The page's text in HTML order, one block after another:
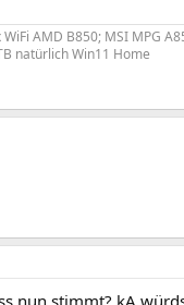
AMD B850; MSI MPG
natürlich Win11 Home
nun stimmt? kA